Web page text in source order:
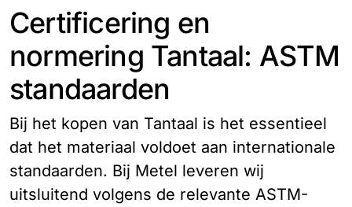
Certificering en
normering Tantaal: ASTM
standaarden
Bij het kopen van Tantaal is het essentieel
dat het materiaal voldoet aan internationale
standaarden. Bij Metel leveren wij
uitsluitend volgens de relevante ASTM-